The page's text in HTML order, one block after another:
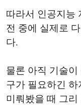
따라서 인공지능
전 중에 실제로
다.
물론 아직 기술
구가 필요하긴
미뤄봤을 때 그